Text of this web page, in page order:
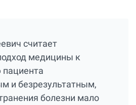
считает
медицины к
и безрезультатным,
болезни мало